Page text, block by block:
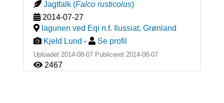
Jagtfalk (Falco rusticolus)
2014-07-27
lagunen ved Eqi n.f. Ilussiat, Grønland
Kjeld Lund - Se profil
Uploadet 2014-08-07 Publiceret 2014-08-07
2467